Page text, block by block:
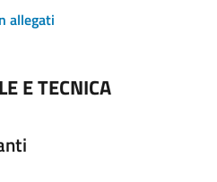
allegati
E TECNICA